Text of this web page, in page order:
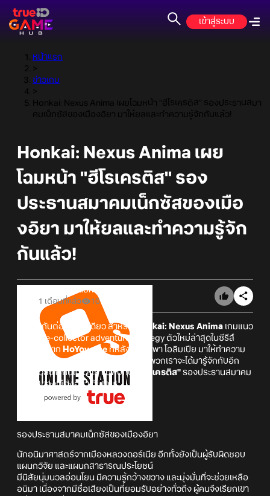
เข้าสู่ระบบ
หน้าแรก
>
ข่าวเกม
>
Honkai: Nexus Anima เผยโฉมหน้า "ฮีโรเครติส" รองประธานสมา
คมเน็กซัสของเมืองอิยา มาให้ยลและทำความรู้จักกันแล้ว!
Honkai: Nexus Anima เผย
โฉมหน้า "ฮีโรเครติส" รอง
ประธานสมาคมเน็กซัสของเมือ
งอิยา มาให้ยลและทำความรู้จัก
กันแล้ว!
Online Station
1 เดือนที่แล้ว
10
อัปเดตกันต่อรัว ๆ ทีเดียว สำหรับ Honkai: Nexus Anima เกมแนว
creature-collector adventure strategy ตัวใหม่ล่าสุดในซีรีส์
Honkai จาก HoYoverse ที่หลังจากได้พา โอลิมเปีย มาให้ทำความ
รู้จักกันไปก่อนหน้านี้ ตอนนี้ก็ถึงเวลาที่พวกเราจะได้มารู้จักกับอีก
หนึ่งตัวละครกันแล้ว! เราไปพบกับ
"ฮีโรเครติส" รองประธานสมาคม
เน็กซัสของเมืองอิยา กันเลย!
รองประธานสมาคมเน็กซัสของเมืองอิยา
นักอนิมาศาสตร์จากเมืองหลวงดอร์เนีย อีกทั้งยังเป็นผู้รับผิดชอบ
แผนกวิจัย และแผนกสาธารณประโยชน์
มีนิสัยนุ่มนวลอ่อนโยน มีความรู้กว้างขวาง และมุ่งมั่นที่จะช่วยเหลือ
อนิมา เนื่องจากมีชื่อเสียงเป็นที่ยอมรับอย่างทั่วถึง ผู้คนจึงเรียกเขา